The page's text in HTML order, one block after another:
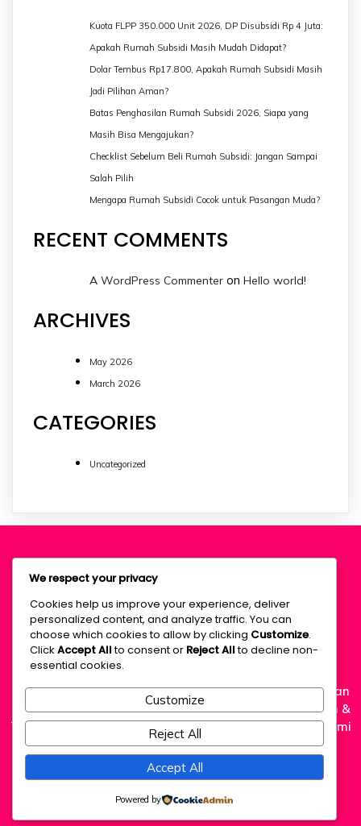
Kuota FLPP 350.000 Unit 2026, DP Disubsidi Rp 4 Juta:
Apakah Rumah Subsidi Masih Mudah Didapat?
Dolar Tembus Rp17.800, Apakah Rumah Subsidi Masih
Jadi Pilihan Aman?
Batas Penghasilan Rumah Subsidi 2026, Siapa yang
Masih Bisa Mengajukan?
Checklist Sebelum Beli Rumah Subsidi: Jangan Sampai
Salah Pilih
Mengapa Rumah Subsidi Cocok untuk Pasangan Muda?
RECENT COMMENTS
A WordPress Commenter on Hello world!
ARCHIVES
May 2026
March 2026
CATEGORIES
Uncategorized
Rumah Subsidi
Tangerang
Miliki Rumah Subsidi Tangerang siap huni dengan cicilan
ringan Rp1,2 Juta FLAT! Lokasi strategis dekat Stasiun &
Tol, bangunan double dinding, dan SHM. Proses KPR kami
bantu sampai serah terima kunci. Unit terbatas!
We respect your privacy
Cookies help us improve your experience, deliver
personalized content, and analyze traffic. You can
choose which cookies to allow by clicking Customize.
Click Accept Allto consent or Reject Allto decline non-
essential cookies.
Customize
Reject All
Accept All
Powered by